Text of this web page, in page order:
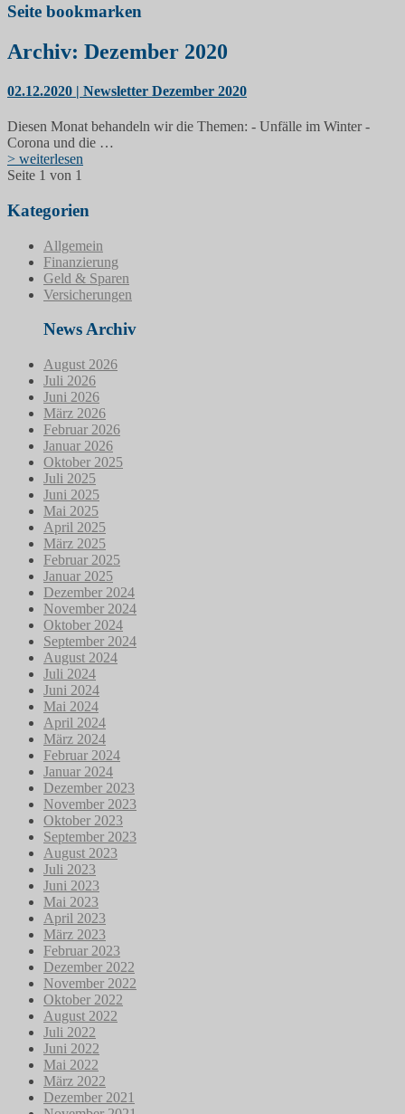
Seite bookmarken
Archiv: Dezember 2020
02.12.2020 | Newsletter Dezember 2020
Diesen Monat behandeln wir die Themen: - Unfälle im Winter -
Corona und die …
> weiterlesen
Seite 1 von 1
Kategorien
Allgemein
Finanzierung
Geld & Sparen
Versicherungen
News Archiv
August 2026
Juli 2026
Juni 2026
März 2026
Februar 2026
Januar 2026
Oktober 2025
Juli 2025
Juni 2025
Mai 2025
April 2025
März 2025
Februar 2025
Januar 2025
Dezember 2024
November 2024
Oktober 2024
September 2024
August 2024
Juli 2024
Juni 2024
Mai 2024
April 2024
März 2024
Februar 2024
Januar 2024
Dezember 2023
November 2023
Oktober 2023
September 2023
August 2023
Juli 2023
Juni 2023
Mai 2023
April 2023
März 2023
Februar 2023
Dezember 2022
November 2022
Oktober 2022
August 2022
Juli 2022
Juni 2022
Mai 2022
März 2022
Dezember 2021